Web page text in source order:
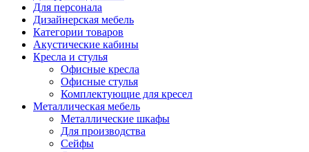
Для персонала
Дизайнерская мебель
Категории товаров
Акустические кабины
Кресла и стулья
Офисные кресла
Офисные стулья
Комплектующие для кресел
Металлическая мебель
Металлические шкафы
Для производства
Сейфы